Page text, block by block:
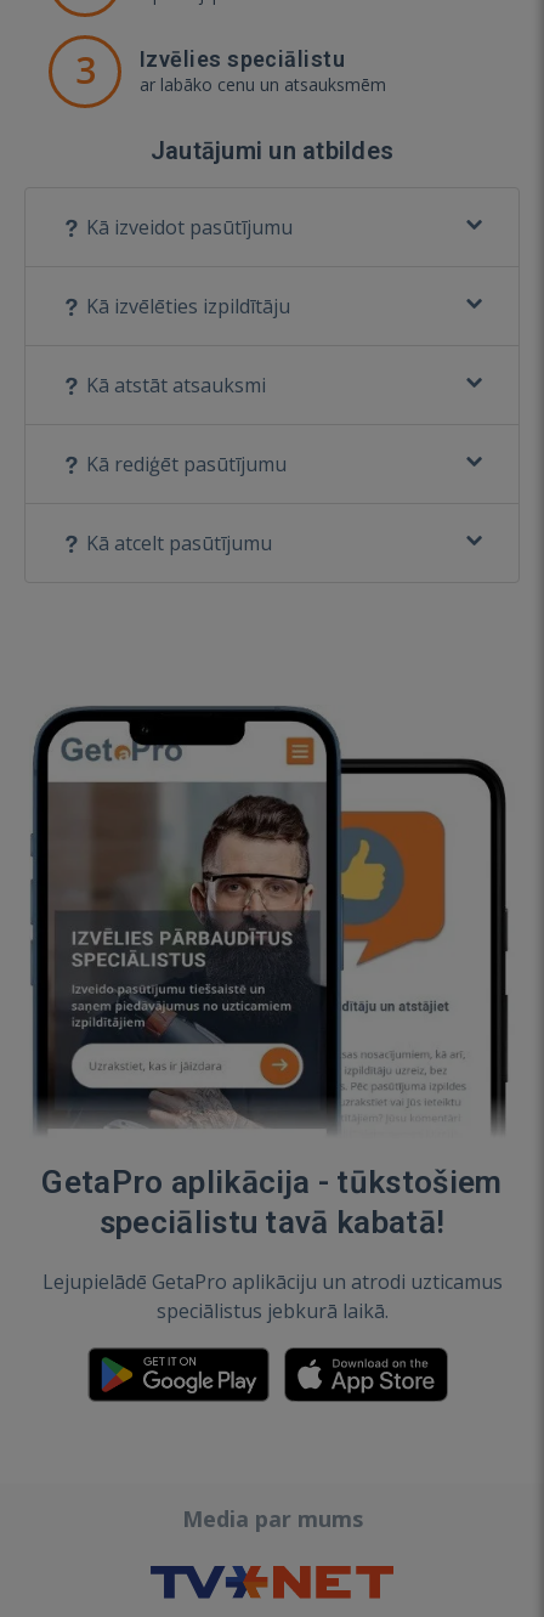
3 Izvēlies speciālistu
ar labāko cenu un atsauksmēm
Jautājumi un atbildes
Kā izveidot pasūtījumu
Kā izvēlēties izpildītāju
Kā atstāt atsauksmi
Kā rediģēt pasūtījumu
Kā atcelt pasūtījumu
GetaPro aplikācija - tūkstošiem
speciālistu tavā kabatā!
Lejupielādē GetaPro aplikāciju un atrodi uzticamus
speciālistus jebkurā laikā.
Media par mums